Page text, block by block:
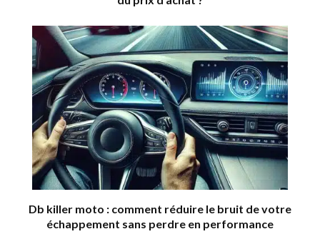
Db killer moto : comment réduire le bruit de votre
échappement sans perdre en performance